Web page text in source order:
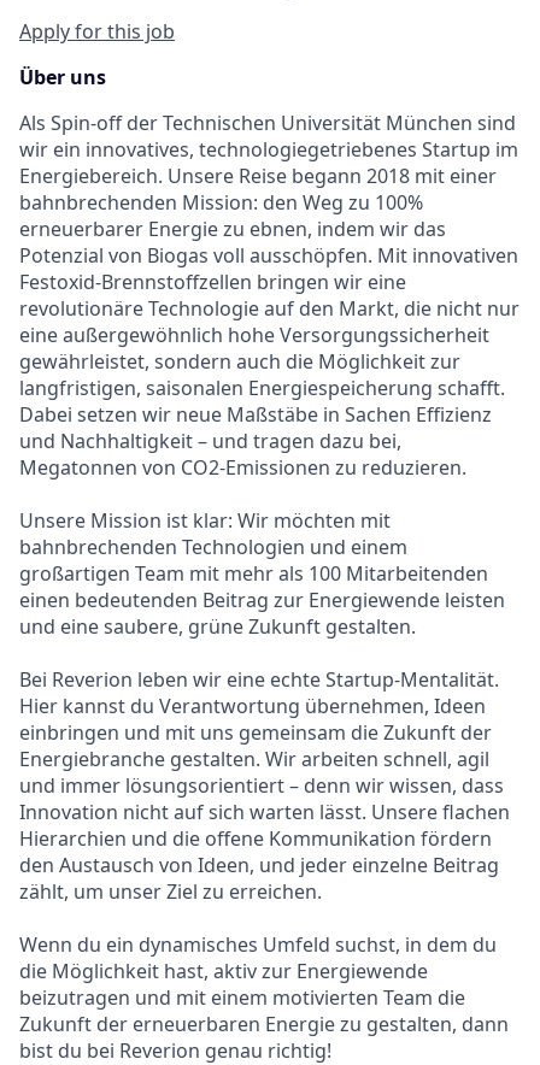
Apply for this job
Über uns
Als Spin-off der Technischen Universität München sind
wir ein innovatives, technologiegetriebenes Startup im
Energiebereich. Unsere Reise begann 2018 mit einer
bahnbrechenden Mission: den Weg zu 100%
erneuerbarer Energie zu ebnen, indem wir das
Potenzial von Biogas voll ausschöpfen. Mit innovativen
Festoxid-Brennstoffzellen bringen wir eine
revolutionäre Technologie auf den Markt, die nicht nur
eine außergewöhnlich hohe Versorgungssicherheit
gewährleistet, sondern auch die Möglichkeit zur
langfristigen, saisonalen Energiespeicherung schafft.
Dabei setzen wir neue Maßstäbe in Sachen Effizienz
und Nachhaltigkeit – und tragen dazu bei,
Megatonnen von CO2-Emissionen zu reduzieren.
Unsere Mission ist klar: Wir möchten mit
bahnbrechenden Technologien und einem
großartigen Team mit mehr als 100 Mitarbeitenden
einen bedeutenden Beitrag zur Energiewende leisten
und eine saubere, grüne Zukunft gestalten.
Bei Reverion leben wir eine echte Startup-Mentalität.
Hier kannst du Verantwortung übernehmen, Ideen
einbringen und mit uns gemeinsam die Zukunft der
Energiebranche gestalten. Wir arbeiten schnell, agil
und immer lösungsorientiert – denn wir wissen, dass
Innovation nicht auf sich warten lässt. Unsere flachen
Hierarchien und die offene Kommunikation fördern
den Austausch von Ideen, und jeder einzelne Beitrag
zählt, um unser Ziel zu erreichen.
Wenn du ein dynamisches Umfeld suchst, in dem du
die Möglichkeit hast, aktiv zur Energiewende
beizutragen und mit einem motivierten Team die
Zukunft der erneuerbaren Energie zu gestalten, dann
bist du bei Reverion genau richtig!